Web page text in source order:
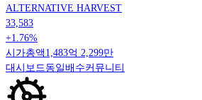
ALTERNATIVE HARVEST
33,583
+1.76%
시가총액 1,483억 2,299만
대시보드 동일배수커뮤니티